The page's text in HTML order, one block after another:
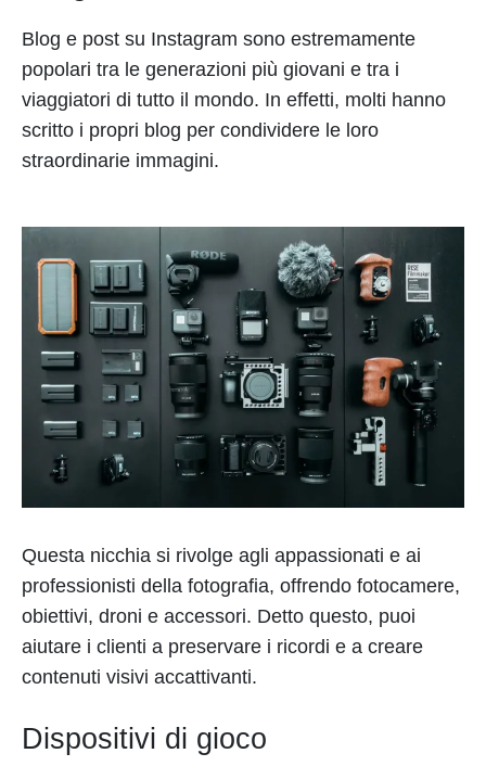
Blog e post su Instagram sono estremamente
popolari tra le generazioni più giovani e tra i
viaggiatori di tutto il mondo. In effetti, molti hanno
scritto i propri blog per condividere le loro
straordinarie immagini.
Questa nicchia si rivolge agli appassionati e ai
professionisti della fotografia, offrendo fotocamere,
obiettivi, droni e accessori. Detto questo, puoi
aiutare i clienti a preservare i ricordi e a creare
contenuti visivi accattivanti.
Dispositivi di gioco